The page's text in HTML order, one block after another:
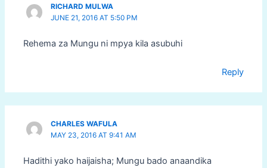
RICHARD MULWA
JUNE 21, 2016 AT 5:50 PM
Rehema za Mungu ni mpya kila asubuhi
Reply
CHARLES WAFULA
MAY 23, 2016 AT 9:41 AM
Hadithi yako haijaisha; Mungu bado anaandika